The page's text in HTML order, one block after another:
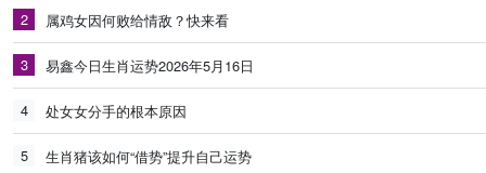
2 属鸡女因何败给情敌？快来看
3 易鑫今日生肖运势2026年5月16日
4 处女女分手的根本原因
5 生肖猪该如何“借势”提升自己运势